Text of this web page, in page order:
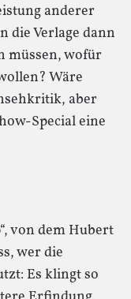
anderer
Verlage dann
müssen, wofür
Wäre
aber
Special eine
von dem Hubert
wer die
Es klingt so